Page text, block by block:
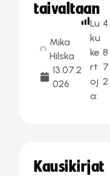
taivaltaan
Mika
Hilska
13.07.2
026
Lu
ku
ke
rt
oj
a:
4
8
7
2
Kausikirjat